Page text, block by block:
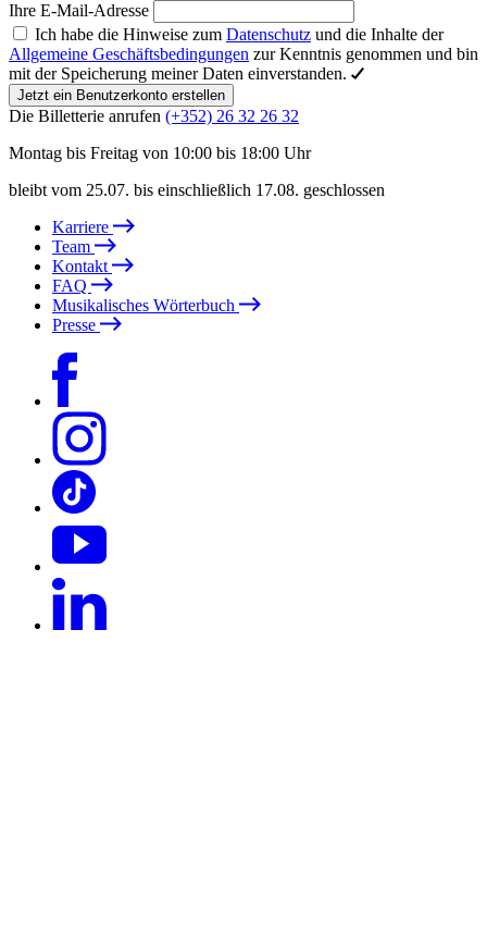
Ihre E-Mail-Adresse
Ich habe die Hinweise zum Datenschutz und die Inhalte der
Allgemeine Geschäftsbedingungen zur Kenntnis genommen und bin
mit der Speicherung meiner Daten einverstanden.
Jetzt ein Benutzerkonto erstellen
Die Billetterie anrufen (+352) 26 32 26 32
Montag bis Freitag von 10:00 bis 18:00 Uhr
bleibt vom 25.07. bis einschließlich 17.08. geschlossen
Karriere
Team
Kontakt
FAQ
Musikalisches Wörterbuch
Presse